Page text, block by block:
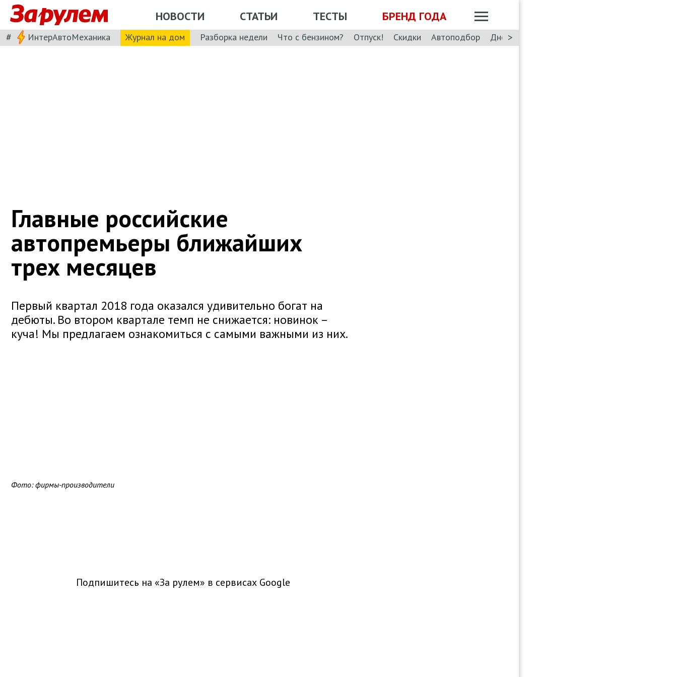
НОВОСТИ СТАТЬИ ТЕСТЫ БРЕНД ГОДА
# ИнтерАвтоМеханика Журнал на дом Разборка недели Что с бензином? Отпуск! Скидки Автоподбор Дневник: Лада Искра
>
Главные российские
автопремьеры ближайших
трех месяцев
Первый квартал 2018 года оказался удивительно богат на
дебюты. Во втором квартале темп не снижается: новинок –
куча! Мы предлагаем ознакомиться с самыми важными из них.
Фото: фирмы-производители
Подпишитесь на «За рулем» в сервисах Google